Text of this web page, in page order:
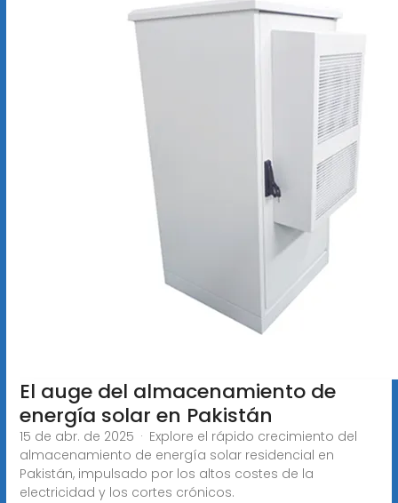
El auge del almacenamiento de
energía solar en Pakistán
15 de abr. de 2025 · Explore el rápido crecimiento del
almacenamiento de energía solar residencial en
Pakistán, impulsado por los altos costes de la
electricidad y los cortes crónicos.